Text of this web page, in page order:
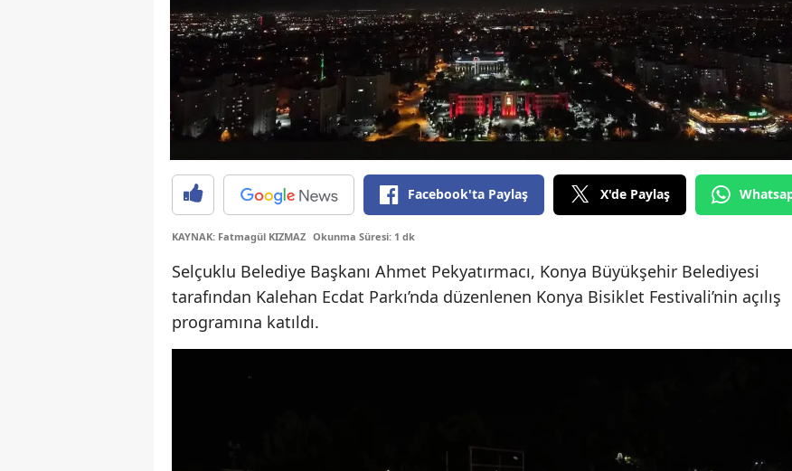
Sivas
Tekirdağ
Tokat
Şanlıurfa
Van
Facebook'ta Paylaş X'de Paylaş
KAYNAK: Fatmagül KIZMAZ Okunma Süresi: 1 dk
Selçuklu Belediye Başkanı Ahmet Pekyatırmacı, Konya Büyükşehir Belediyesi
tarafından Kalehan Ecdat Parkı’nda düzenlenen Konya Bisiklet Festivali’nin açılış
programına katıldı.